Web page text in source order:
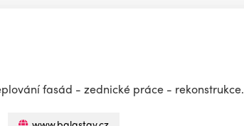
fasád - zednické práce - rekonstrukce.